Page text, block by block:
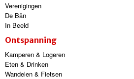
Verenigingen
De Bân
In Beeld
Ontspanning
Kamperen & Logeren
Eten & Drinken
Wandelen & Fietsen